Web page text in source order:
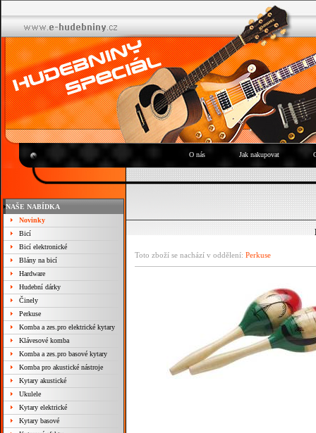
O nás Jak nakupovat
NAŠE NABÍDKA
Novinky
Bicí
Bicí elektronické
Blány na bicí
Hardware
Hudební dárky
Činely
Perkuse
Komba a zes.pro elektrické kytary
Klávesové komba
Komba a zes.pro basové kytary
Komba pro akustické nástroje
Kytary akustické
Ukulele
Kytary elektrické
Kytary basové
Toto zboží se nachází v oddělení: Perkuse